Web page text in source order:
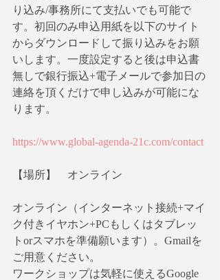
り込み/事務所にて支払いでも可能で
す。初回のみ申込用紙を以下のサイト
からダウンロードして振り込みをお願
いします。一度設定すると後は申込書
無しで銀行振込+電子メールで参加日の
連絡を頂くだけで申し込みが可能にな
ります。
https://www.global-agenda-21c.com/contact
【場所】　オンライン
オンライン（インターネット接続+マイ
ク付きイヤホン+PCもしくはタブレッ
トorスマホを準備願います）。Gmailを
ご用意ください。
ワークショップは気軽に使えるGoogle